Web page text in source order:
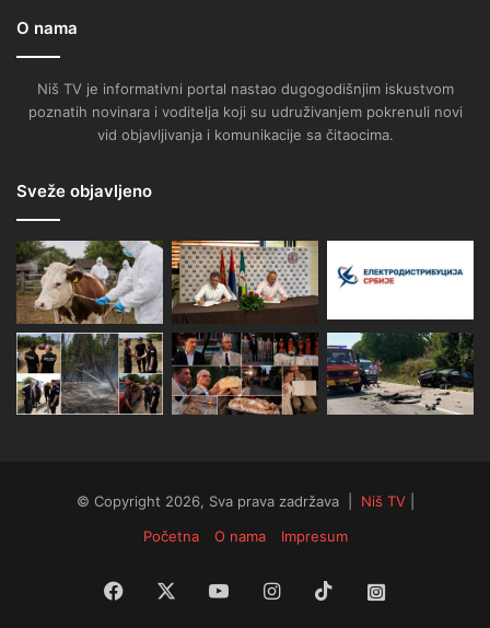
O nama
Niš TV je informativni portal nastao dugogodišnjim iskustvom
poznatih novinara i voditelja koji su udruživanjem pokrenuli novi
vid objavljivanja i komunikacije sa čitaocima.
Sveže objavljeno
© Copyright 2026, Sva prava zadržava | Niš TV|
Početna
O nama Impresum
Facebook YouTubeInstagram
TikTok